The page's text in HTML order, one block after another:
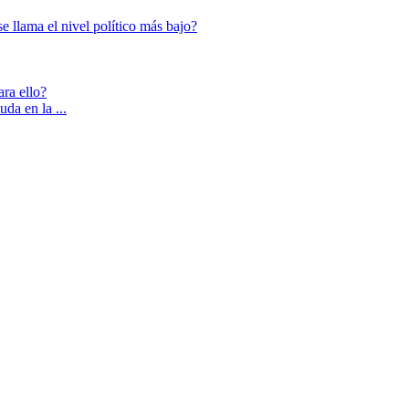
llama el nivel político más bajo?
ello?
en la ...